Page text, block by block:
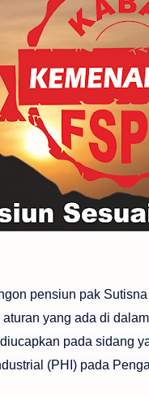
pensiun pak
yang ada di
pada sidang
(PHI) pada